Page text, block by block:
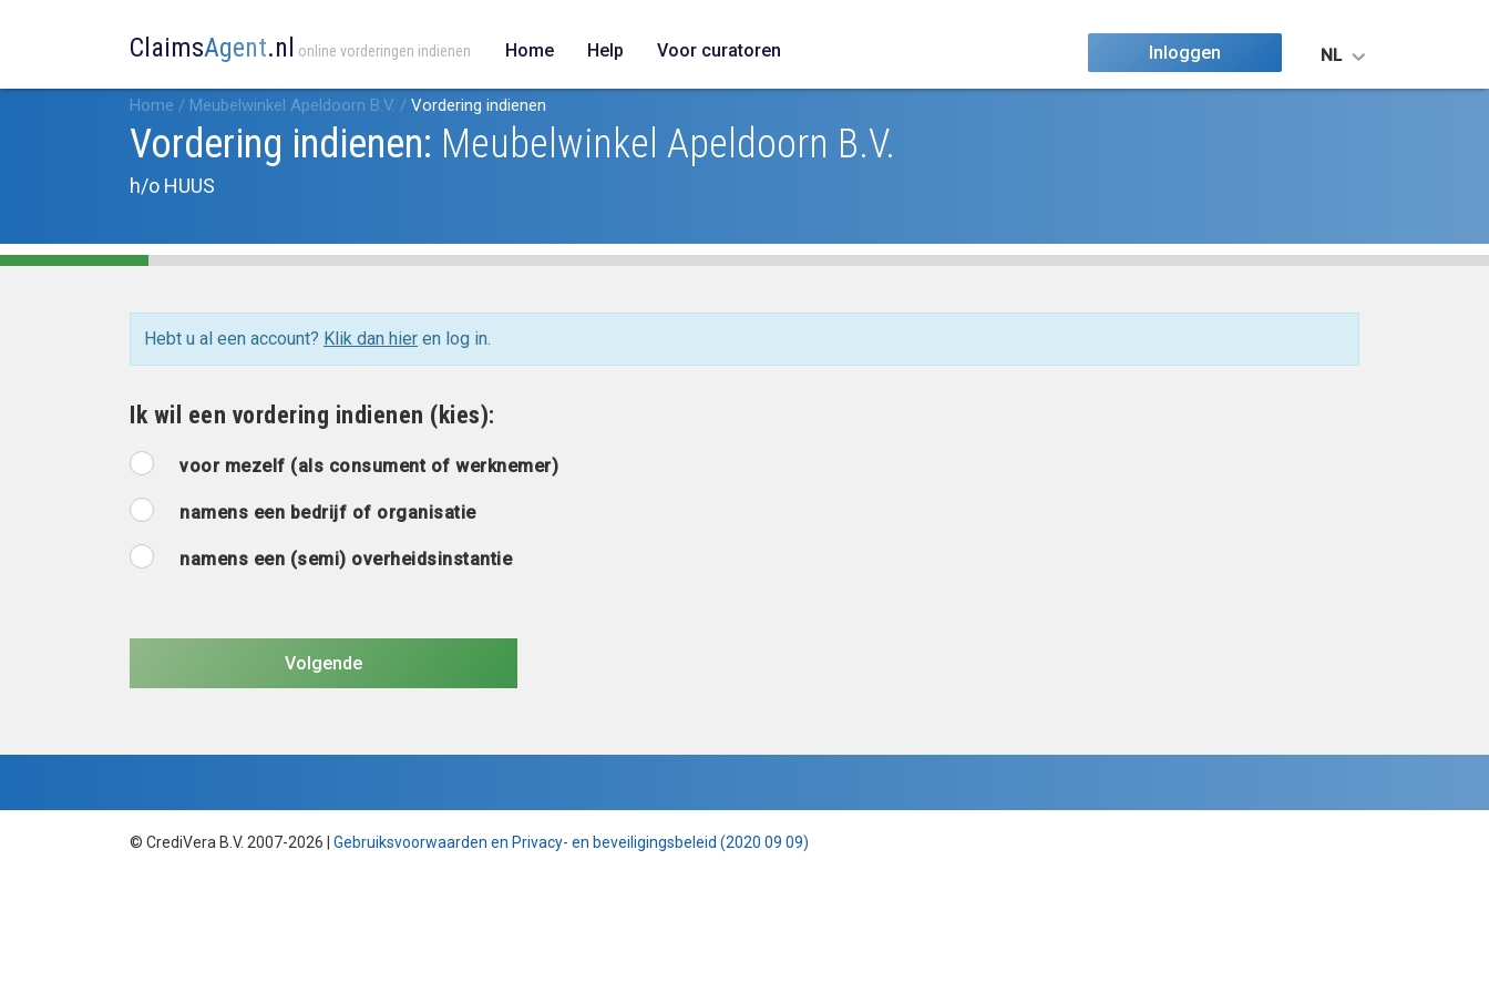
ClaimsAgent.nl online vorderingen indienen Home Help Voor curatoren Inloggen NL
Home / Meubelwinkel Apeldoorn B.V. / Vordering indienen
Vordering indienen: Meubelwinkel Apeldoorn B.V.
h/o HUUS
Hebt u al een account? Klik dan hier en log in.
Ik wil een vordering indienen (kies):
voor mezelf (als consument of werknemer)
namens een bedrijf of organisatie
namens een (semi) overheidsinstantie
© CrediVera B.V. 2007-2026 | Gebruiksvoorwaarden en Privacy- en beveiligingsbeleid (2020 09 09)